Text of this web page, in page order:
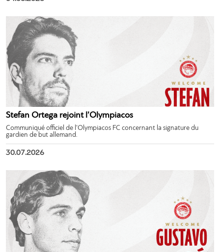
Stefan Ortega rejoint l’Olympiacos
Communiqué officiel de l’Olympiacos FC concernant la signature du
gardien de but allemand.
30.07.2026